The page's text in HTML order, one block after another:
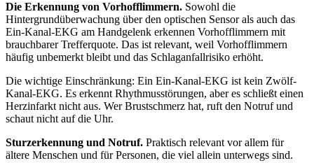
Die Erkennung von Vorhofflimmern. Sowohl die
Hintergrundüberwachung über den optischen Sensor als auch das
Ein-Kanal-EKG am Handgelenk erkennen Vorhofflimmern mit
brauchbarer Trefferquote. Das ist relevant, weil Vorhofflimmern
häufig unbemerkt bleibt und das Schlaganfallrisiko erhöht.
Die wichtige Einschränkung: Ein Ein-Kanal-EKG ist kein Zwölf-
Kanal-EKG. Es erkennt Rhythmusstörungen, aber es schließt einen
Herzinfarkt nicht aus. Wer Brustschmerz hat, ruft den Notruf und
schaut nicht auf die Uhr.
Sturzerkennung und Notruf. Praktisch relevant vor allem für
ältere Menschen und für Personen, die viel allein unterwegs sind.